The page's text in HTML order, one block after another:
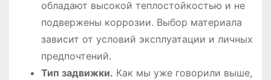
обладают высокой теплостойкостью и не
подвержены коррозии. Выбор материала
зависит от условий эксплуатации и личных
предпочтений.
Тип задвижки. Как мы уже говорили выше,